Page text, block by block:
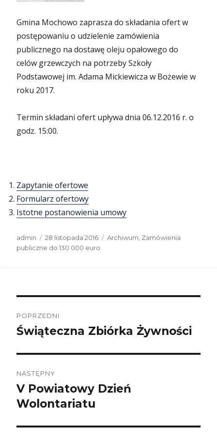
Gmina Mochowo zaprasza do składania ofert w
postępowaniu o udzielenie zamówienia
publicznego na dostawę oleju opałowego do
celów grzewczych na potrzeby Szkoły
Podstawowej im. Adama Mickiewicza w Bożewie w
roku 2017.
Termin składani ofert upływa dnia 06.12.2016 r. o
godz. 15:00.
Zapytanie ofertowe
Formularz ofertowy
Istotne postanowienia umowy
Autor
admin
Data
publikacji
28 listopada 2016 Kategorie
Archiwum Zamówienia
publiczne do 130 000 euro
wpisu
POPRZEDNI
Poprzedni
Świąteczna Zbiórka Żywności
NASTĘPNY
Następny
wpis:
V Powiatowy Dzień
Wolontariatu